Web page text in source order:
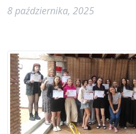
8 października, 2025